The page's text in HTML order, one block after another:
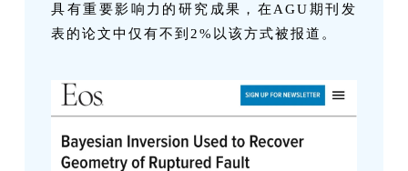
具有重要影响力的研究成果，在AGU期刊发
表的论文中仅有不到2%以该方式被报道。